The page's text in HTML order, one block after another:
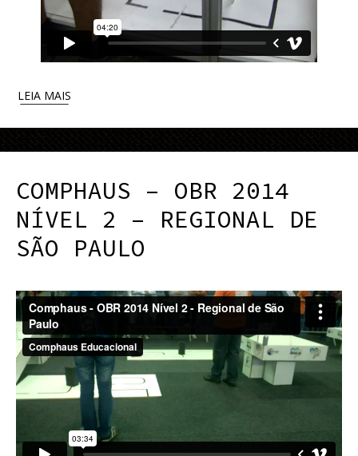
LEIA MAIS
COMPHAUS – OBR 2014
NÍVEL 2 – REGIONAL DE
SÃO PAULO